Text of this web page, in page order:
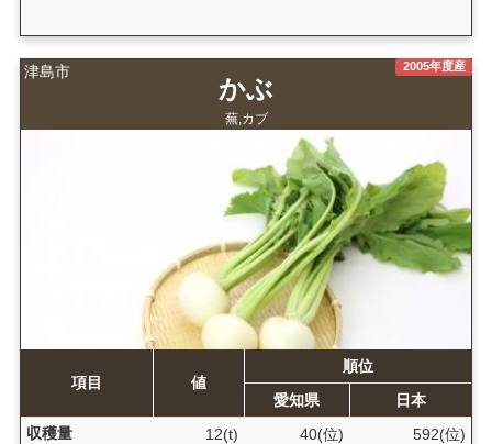
津島市 2005年度産
かぶ
蕪,カブ
項目 値
順位
愛知県
日本
収穫量
12(t) 40(位)
592(位)